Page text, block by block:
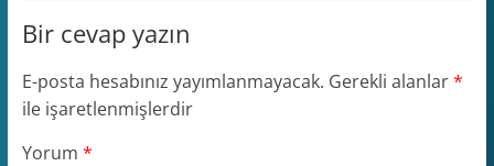
Bir cevap yazın
E-posta hesabınız yayımlanmayacak. Gerekli alanlar*
ile işaretlenmişlerdir
Yorum *